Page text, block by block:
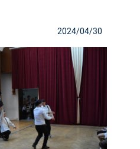
2024/04/30